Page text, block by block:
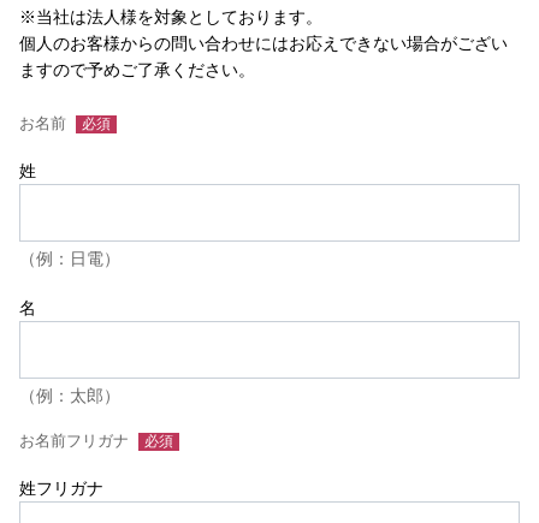
※当社は法人様を対象としております。
個人のお客様からの問い合わせにはお応えできない場合がござい
ますので予めご了承ください。
お名前
姓
（例：日電）
名
（例：太郎）
お名前フリガナ
姓フリガナ